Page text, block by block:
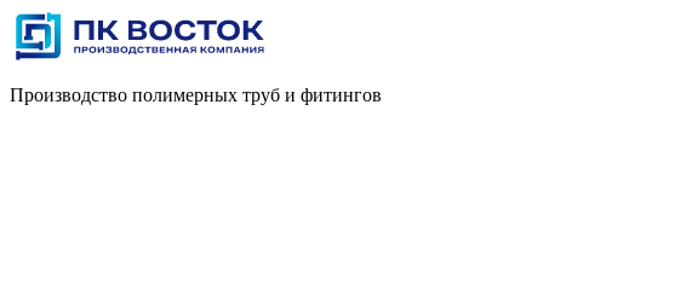
Производство полимерных труб и фитингов